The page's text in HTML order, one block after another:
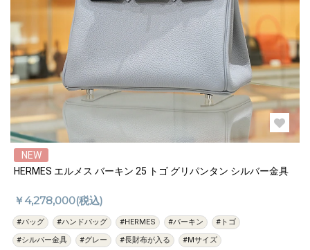
NEW
HERMES エルメス バーキン 25 トゴ グリパンタン シルバー金具
￥4,278,000(税込)
#バッグ #ハンドバッグ #HERMES #バーキン
#トゴ
#シルバー金具
#グレー #長財布が入る #Mサイズ